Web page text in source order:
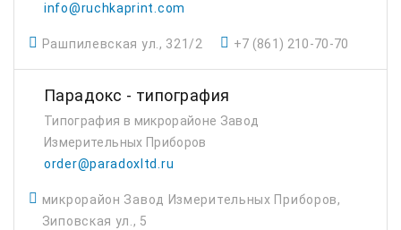
info@ruchkaprint.com
Рашпилевская ул., 321/2 +7 (861) 210-70-70
Парадокс - типография
Типография в микрорайоне Завод
Измерительных Приборов
order@paradoxltd.ru
микрорайон Завод Измерительных Приборов,
Зиповская ул., 5